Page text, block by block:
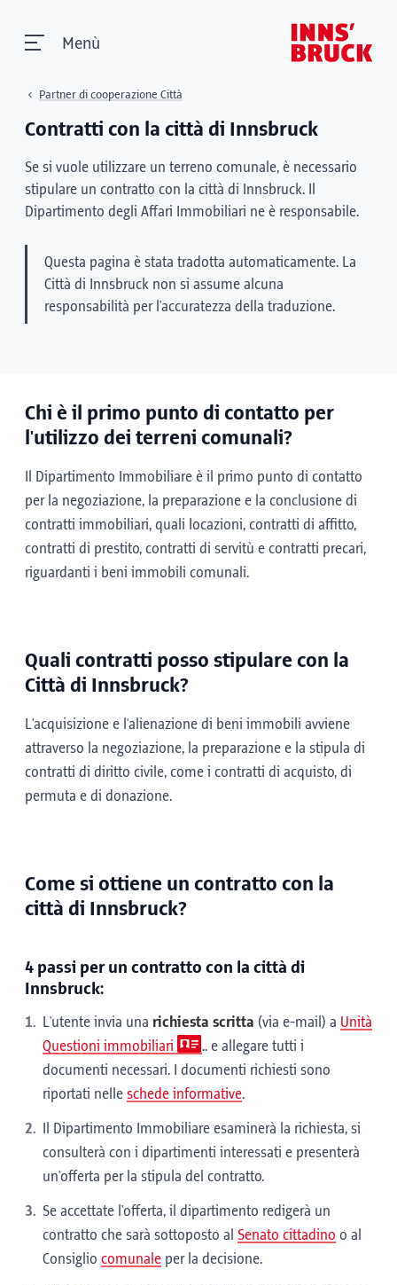
Menù
Partner di cooperazione Città
Contratti con la città di Innsbruck
Se si vuole utilizzare un terreno comunale, è necessario
stipulare un contratto con la città di Innsbruck. Il
Dipartimento degli Affari Immobiliari ne è responsabile.
Questa pagina è stata tradotta automaticamente. La
Città di Innsbruck non si assume alcuna
responsabilità per l'accuratezza della traduzione.
Chi è il primo punto di contatto per
l'utilizzo dei terreni comunali?
Il Dipartimento Immobiliare è il primo punto di contatto
per la negoziazione, la preparazione e la conclusione di
contratti immobiliari, quali locazioni, contratti di affitto,
contratti di prestito, contratti di servitù e contratti precari,
riguardanti i beni immobili comunali.
Quali contratti posso stipulare con la
Città di Innsbruck?
L'acquisizione e l'alienazione di beni immobili avviene
attraverso la negoziazione, la preparazione e la stipula di
contratti di diritto civile, come i contratti di acquisto, di
permuta e di donazione.
Come si ottiene un contratto con la
città di Innsbruck?
4 passi per un contratto con la città di
Innsbruck:
L'utente invia una richiesta scritta (via e-mail) a Unità
Questioni immobiliari
.. e allegare tutti i
documenti necessari. I documenti richiesti sono
riportati nelle schede informative.
Il Dipartimento Immobiliare esaminerà la richiesta, si
consulterà con i dipartimenti interessati e presenterà
un'offerta per la stipula del contratto.
Se accettate l'offerta, il dipartimento redigerà un
contratto che sarà sottoposto al Senato cittadino o al
Consiglio comunale per la decisione.